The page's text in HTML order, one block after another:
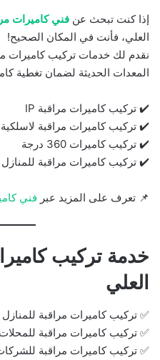
إذا كنت تبحث عن فني كاميرات
العلي، فأنت في المكان الصحيح!
نقدم لك خدمات تركيب كاميرات
المعدات الحديثة لضمان تغطية
✔️ تركيب كاميرات مراقبة IP
✔️ تركيب كاميرات مراقبة لاسلكية Wi-Fi
✔️ تركيب كاميرات 360 درجة
✔️ تركيب كاميرات مراقبة
📌 تعرف على المزيد عبر فني
خدمة تركيب
العلي
✅ تركيب كاميرات مراقبة للمنازل
✅ تركيب كاميرات مراقبة للمحلات
✅ تركيب كاميرات مراقبة